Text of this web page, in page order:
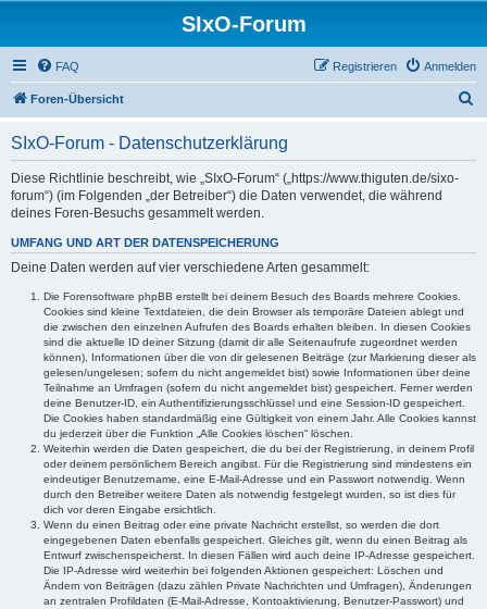
SIxO-Forum
FAQ Anmelden
Registrieren
Foren-Übersicht
SIxO-Forum - Datenschutzerklärung
Diese Richtlinie beschreibt, wie „SIxO-Forum“ („https://www.thiguten.de/sixo-
forum“) (im Folgenden „der Betreiber“) die Daten verwendet, die während
deines Foren-Besuchs gesammelt werden.
UMFANG UND ART DER DATENSPEICHERUNG
Deine Daten werden auf vier verschiedene Arten gesammelt:
Die Forensoftware phpBB erstellt bei deinem Besuch des Boards mehrere Cookies.
Cookies sind kleine Textdateien, die dein Browser als temporäre Dateien ablegt und
die zwischen den einzelnen Aufrufen des Boards erhalten bleiben. In diesen Cookies
sind die aktuelle ID deiner Sitzung (damit dir alle Seitenaufrufe zugeordnet werden
können), Informationen über die von dir gelesenen Beiträge (zur Markierung dieser als
gelesen/ungelesen; sofern du nicht angemeldet bist) sowie Informationen über deine
Teilnahme an Umfragen (sofern du nicht angemeldet bist) gespeichert. Ferner werden
deine Benutzer-ID, ein Authentifizierungsschlüssel und eine Session-ID gespeichert.
Die Cookies haben standardmäßig eine Gültigkeit von einem Jahr. Alle Cookies kannst
du jederzeit über die Funktion „Alle Cookies löschen“ löschen.
Weiterhin werden die Daten gespeichert, die du bei der Registrierung, in deinem Profil
oder deinem persönlichem Bereich angibst. Für die Registrierung sind mindestens ein
eindeutiger Benutzername, eine E-Mail-Adresse und ein Passwort notwendig. Wenn
durch den Betreiber weitere Daten als notwendig festgelegt wurden, so ist dies für
dich vor deren Eingabe ersichtlich.
Wenn du einen Beitrag oder eine private Nachricht erstellst, so werden die dort
eingegebenen Daten ebenfalls gespeichert. Gleiches gilt, wenn du einen Beitrag als
Entwurf zwischenspeicherst. In diesen Fällen wird auch deine IP-Adresse gespeichert.
Die IP-Adresse wird weiterhin bei folgenden Aktionen gespeichert: Löschen und
Ändern von Beiträgen (dazu zählen Private Nachrichten und Umfragen), Änderungen
an zentralen Profildaten (E-Mail-Adresse, Kontoaktivierung, Benutzer-Passwort) und